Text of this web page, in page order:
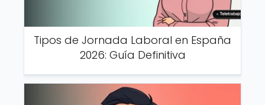
Tipos de Jornada Laboral en España
2026: Guía Definitiva